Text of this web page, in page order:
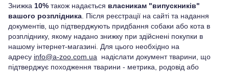
Знижка 10% також надається власникам "випускників"
вашого розплідника . Після реєстрації на сайті та надання
документів, що підтверджують придбання собаки або кота в
розпліднику, якому надано знижку при здійснені покупки в
нашому інтернет-магазині. Для цього необхідно на
адресу info@a-zoo.com.ua надіслати документ тварини, що
підтверджує походження тварини - метрика, родовід або